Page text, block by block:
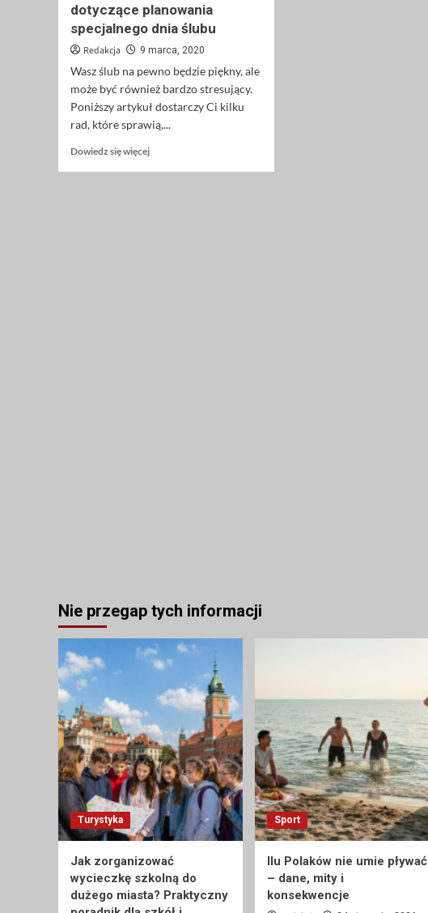
dotyczące planowania
specjalnego dnia ślubu
Redakcja 9 marca, 2020
Wasz ślub na pewno będzie piękny, ale
może być również bardzo stresujący.
Poniższy artykuł dostarczy Ci kilku
rad, które sprawią,...
Dowiedz się więcejDowiedz
Nie przegap tych informacji
Turystyka
Jak zorganizować
wycieczkę szkolną do
dużego miasta? Praktyczny
Sport
Ilu Polaków nie umie pływać
– dane, mity i
konsekwencje